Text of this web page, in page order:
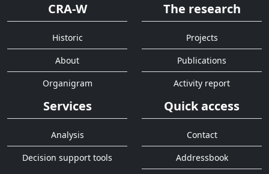
CRA-W
Historic
About
Organigram
The research
Projects
Publications
Activity report
Services
Analysis
Decision support tools
Quick access
Contact
Addressbook